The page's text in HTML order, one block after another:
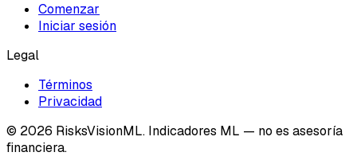
Comenzar
Iniciar sesión
Legal
Términos
Privacidad
© 2026 RisksVisionML. Indicadores ML — no es asesoría
financiera.